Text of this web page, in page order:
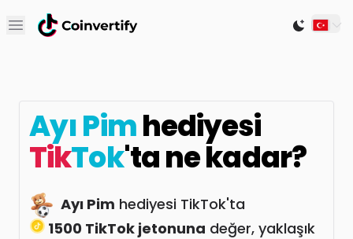
Open main menu Switch
Ayı Pimhediyesi
TikTok'ta ne kadar?
Ayı Pim hediyesi TikTok'ta
1500 TikTok jetonuna değer, yaklaşık